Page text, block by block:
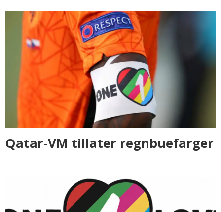
Qatar-VM tillater regnbuefarger